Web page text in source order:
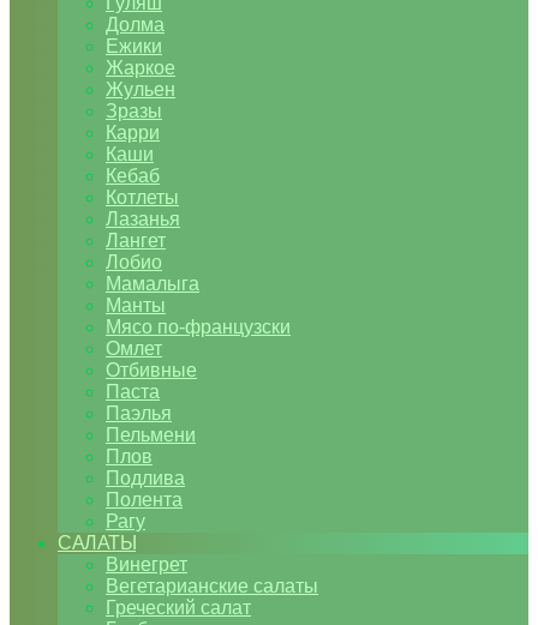
Долма
Ежики
Жаркое
Жульен
Зразы
Карри
Каши
Кебаб
Котлеты
Лазанья
Лангет
Лобио
Мамалыга
Манты
Мясо по-французски
Омлет
Отбивные
Паста
Паэлья
Пельмени
Плов
Подлива
Полента
Рагу
САЛАТЫ
Винегрет
Вегетарианские салаты
Греческий салат